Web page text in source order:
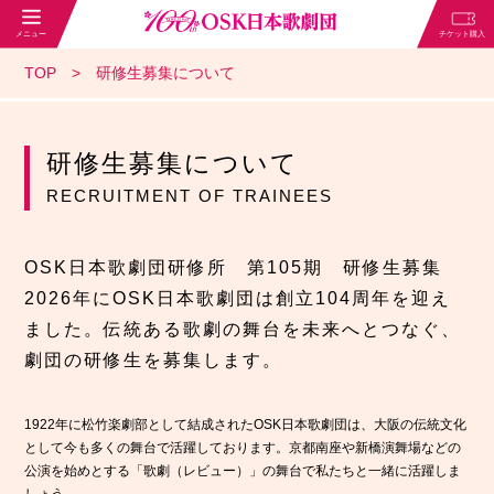
TOP 研修生募集について
研修生募集について
RECRUITMENT OF TRAINEES
OSK日本歌劇団研修所 第105期 研修生募集
2026年にOSK日本歌劇団は創立104周年を迎え
ました。伝統ある歌劇の舞台を未来へとつなぐ、
劇団の研修生を募集します。
1922年に松竹楽劇部として結成されたOSK日本歌劇団は、大阪の伝統文化
として今も多くの舞台で活躍しております。京都南座や新橋演舞場などの
公演を始めとする「歌劇（レビュー）」の舞台で私たちと一緒に活躍しま